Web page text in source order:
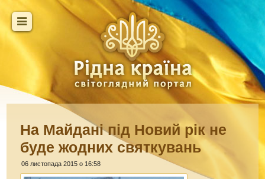
На Майдані під Новий рік не
буде жодних святкувань
06 листопада 2015 о 16:58